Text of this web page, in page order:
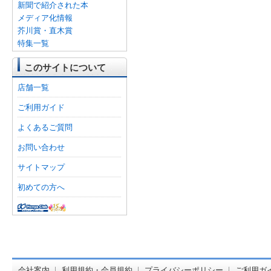
新聞で紹介された本
メディア化情報
芥川賞・直木賞
特集一覧
このサイトについて
店舗一覧
ご利用ガイド
よくあるご質問
お問い合わせ
サイトマップ
初めての方へ